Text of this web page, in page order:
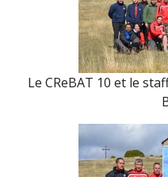
Le CReBAT 10 et le